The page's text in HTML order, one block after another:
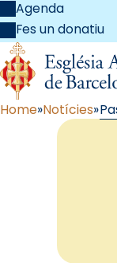
Agenda
Fes un donatiu
Home Notícies